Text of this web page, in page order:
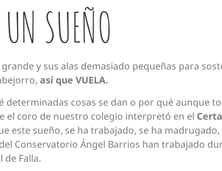
SUEÑO
y sus alas demasiado pequeñas para
así que VUELA.
cosas se dan o por qué aunque
el coro de nuestro colegio interpretó en el
este sueño, se ha trabajado, se ha
Conservatorio Ángel Barrios han trabajado
Falla.